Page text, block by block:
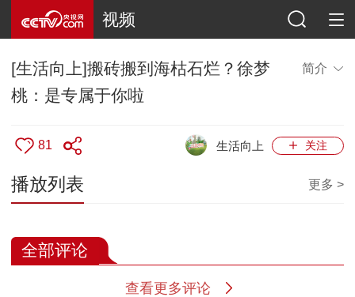
视频
[生活向上]搬砖搬到海枯石烂？徐梦
桃：是专属于你啦
简介
81 关注
生活向上
播放列表 更多 >
全部评论
查看更多评论